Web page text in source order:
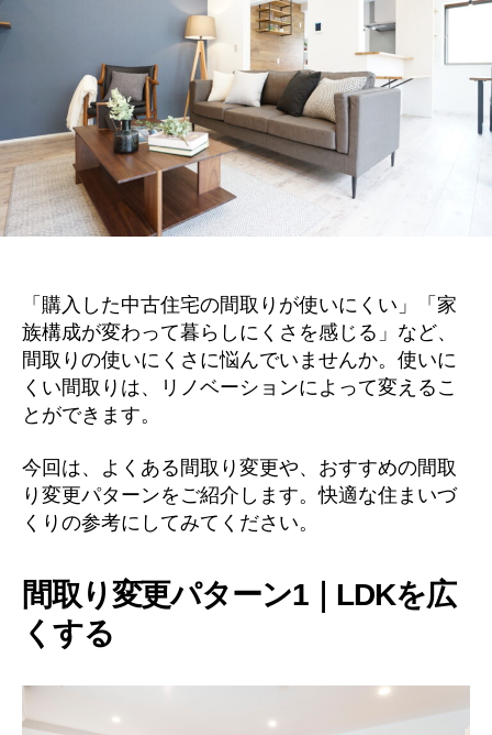
「購入した中古住宅の間取りが使いにくい」「家
族構成が変わって暮らしにくさを感じる」など、
間取りの使いにくさに悩んでいませんか。使いに
くい間取りは、リノベーションによって変えるこ
とができます。
今回は、よくある間取り変更や、おすすめの間取
り変更パターンをご紹介します。快適な住まいづ
くりの参考にしてみてください。
間取り変更パターン1｜LDKを広
くする